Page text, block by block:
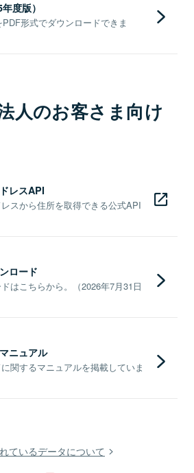
度版）
形式でダウンロードできま
人のお客さま向け
レスAPI
スから住所を取得できる公式API
ロード
はこちらから。（2026年7月31日
ニュアル
関するマニュアルを掲載していま
ているデータについて